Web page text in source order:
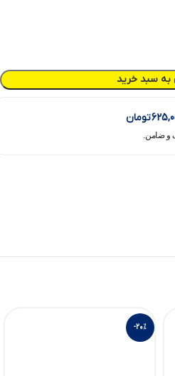
به سبد خرید
تومان
-20%